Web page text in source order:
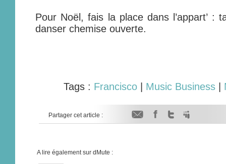
Pour Noël, fais la place dans l’appart’ :
danser chemise ouverte.
Tags : Francisco Music Business
Partager cet article :
A lire également sur dMute :